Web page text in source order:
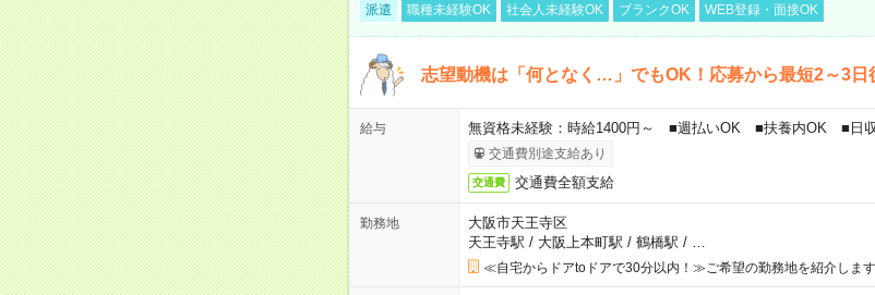
派遣 職種未経験OK 社会人未経験OK ブランクOK WEB登録・面接OK
志望動機は「何となく…」でもOK！応募から最短2～3日
給与 無資格未経験：時給1400円～ ■週払いOK ■扶養内OK ■日収
交通費別途支給あり
交通費 交通費全額支給
勤務地
大阪市天王寺区
天王寺駅 / 大阪上本町駅 / 鶴橋駅 /
≪自宅からドアtoドアで30分以内！≫ご希望の勤務地を紹介します